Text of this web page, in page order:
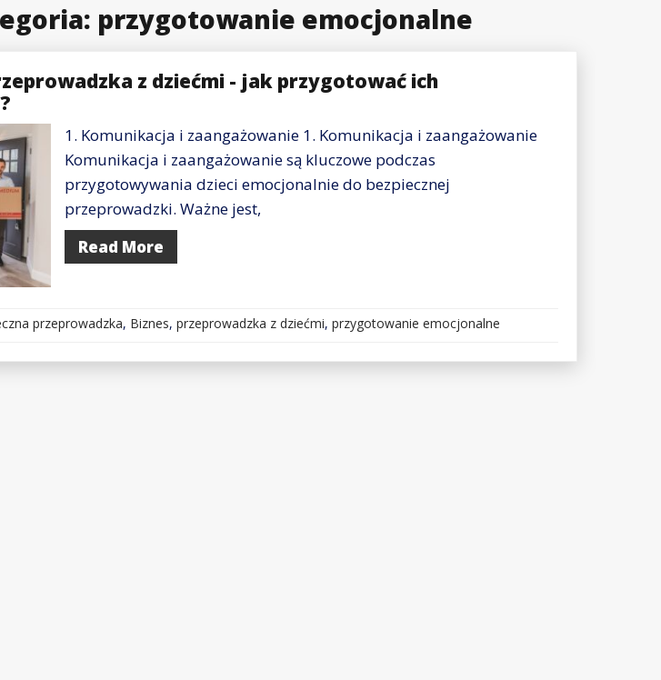
przygotowanie emocjonalne
z dziećmi - jak przygotować ich
1. Komunikacja i zaangażowanie 1. Komunikacja i zaangażowanie
Komunikacja i zaangażowanie są kluczowe podczas
przygotowywania dzieci emocjonalnie do bezpiecznej
przeprowadzki. Ważne jest,
Read More
przeprowadzka, Biznes, przeprowadzka z dziećmi, przygotowanie emocjonalne